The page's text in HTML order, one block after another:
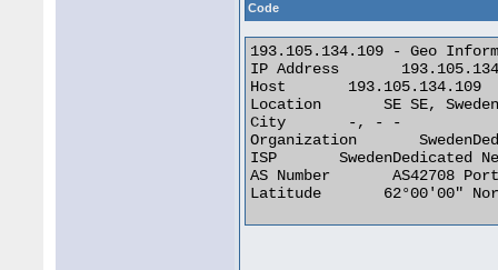
Code
193.105.134.109 - Geo
IP Address
Host       193.105.134.109
Location       SE SE,
City       -, - -
Organization
ISP       SwedenDedicated
AS Number       AS42708
Latitude       62°00'00"